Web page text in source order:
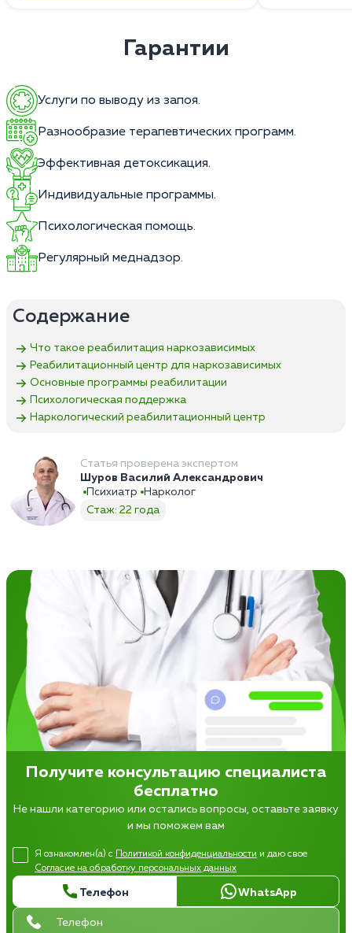
Гарантии
Услуги по выводу из запоя.
Разнообразие терапевтических программ.
Эффективная детоксикация.
Индивидуальные программы.
Психологическая помощь.
Регулярный меднадзор.
Содержание
Что такое реабилитация наркозависимых
Реабилитационный центр для наркозависимых
Основные программы реабилитации
Психологическая поддержка
Наркологический реабилитационный центр
Статья проверена экспертом
Шуров Василий Александрович
Психиатр
Нарколог
Стаж: 22 года
Получите консультацию специалиста
бесплатно
Не нашли категорию или остались вопросы, оставьте заявку
и мы поможем вам
Телефон WhatsApp
Я ознакомлен(а) с Политикой конфиденциальности и даю свое
Согласие на обработку персональных данных